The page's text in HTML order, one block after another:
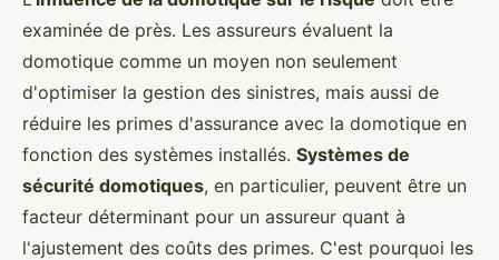
examinée de près. Les assureurs évaluent la
domotique comme un moyen non seulement
d'optimiser la gestion des sinistres, mais aussi de
réduire les primes d'assurance avec la domotique en
fonction des systèmes installés. Systèmes de
sécurité domotiques, en particulier, peuvent être un
facteur déterminant pour un assureur quant à
l'ajustement des coûts des primes. C'est pourquoi les